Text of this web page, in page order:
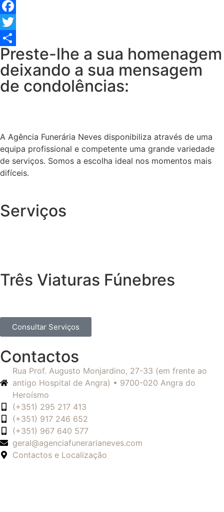
Facebook
Twitter
Share
Preste-lhe a sua homenagem
deixando a sua mensagem
de condolências:
A Agência Funerária Neves disponibiliza através de uma
equipa profissional e competente uma grande variedade
de serviços. Somos a escolha ideal nos momentos mais
difíceis.
Serviços
Três Viaturas Fúnebres
Consultar Serviços
Contactos
Rua Prof. Augusto Monjardino, 27-33 (em frente ao
antigo Hospital de Angra) • 9700-020 Angra do
Heroísmo
(+351) 295 217 413
(+351) 917 246 652
(+351) 967 640 577
geral@agenciafunerarianeves.com
Contactos e Localização